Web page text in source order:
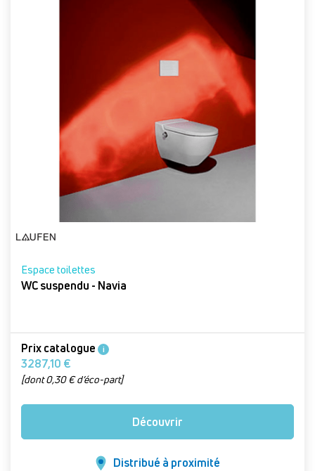
Espace toilettes
WC suspendu - Navia
Prix catalogue i
3287,10 €
[dont 0,30 € d’éco-part]
Découvrir
Distribué à proximité